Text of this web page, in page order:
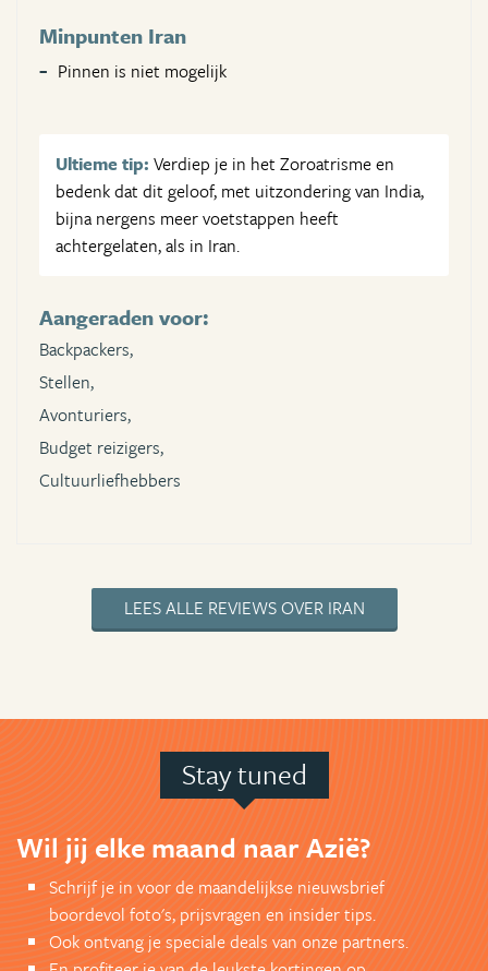
Minpunten Iran
Pinnen is niet mogelijk
Ultieme tip: Verdiep je in het Zoroatrisme en
bedenk dat dit geloof, met uitzondering van India,
bijna nergens meer voetstappen heeft
achtergelaten, als in Iran.
Aangeraden voor:
Backpackers,
Stellen,
Avonturiers,
Budget reizigers,
Cultuurliefhebbers
LEES ALLE REVIEWS OVER IRAN
Stay tuned
Wil jij elke maand naar Azië?
Schrijf je in voor de maandelijkse nieuwsbrief
boordevol foto's, prijsvragen en insider tips.
Ook ontvang je speciale deals van onze partners.